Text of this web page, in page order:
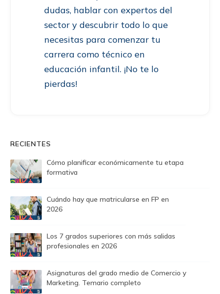
dudas, hablar con expertos del
sector y descubrir todo lo que
necesitas para comenzar tu
carrera como técnico en
educación infantil. ¡No te lo
pierdas!
RECIENTES
Cómo planificar económicamente tu etapa
formativa
Cuándo hay que matricularse en FP en
2026
Los 7 grados superiores con más salidas
profesionales en 2026
Asignaturas del grado medio de Comercio y
Marketing. Temario completo